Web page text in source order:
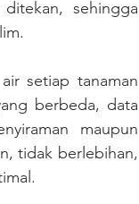
sehingga
berbeda, data
maupun
tidak berlebihan,